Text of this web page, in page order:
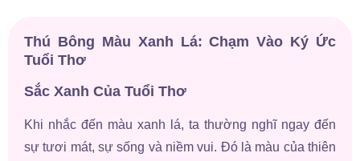
Thú Bông Màu Xanh Lá: Chạm Vào Ký Ức
Tuổi Thơ
Sắc Xanh Của Tuổi Thơ
Khi nhắc đến màu xanh lá, ta thường nghĩ ngay đến
sự tươi mát, sự sống và niềm vui. Đó là màu của thiên